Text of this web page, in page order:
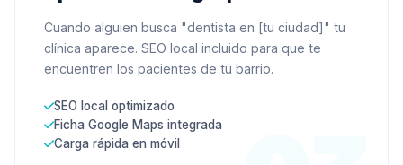
Cuando alguien busca "dentista en [tu ciudad]" tu
clínica aparece. SEO local incluido para que te
encuentren los pacientes de tu barrio.
SEO local optimizado
Ficha Google Maps integrada
Carga rápida en móvil